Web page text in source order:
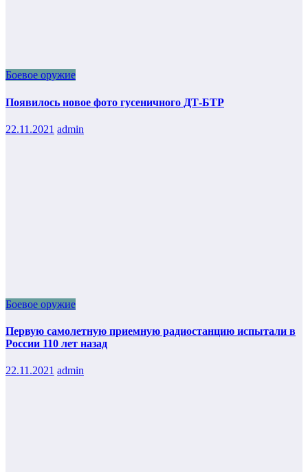
Боевое оружие
Появилось новое фото гусеничного ДТ-БТР
22.11.2021 admin
Боевое оружие
Первую самолетную приемную радиостанцию испытали в
России 110 лет назад
22.11.2021 admin